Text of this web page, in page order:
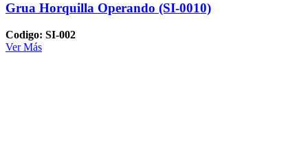
Grua Horquilla Operando (SI-0010)
Codigo: SI-002
Ver Más